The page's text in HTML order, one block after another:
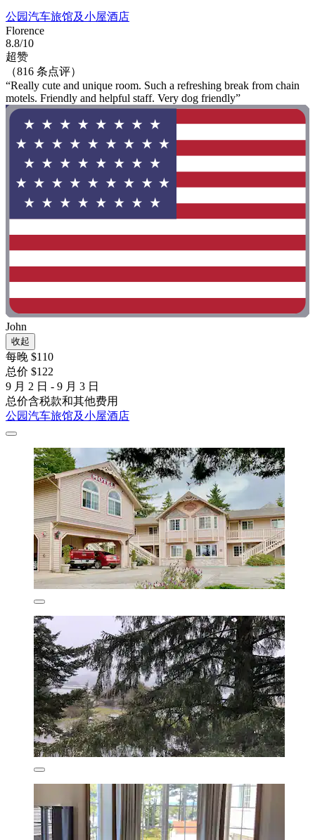
公园汽车旅馆及小屋酒店
Florence
8.8/10
超赞
（816 条点评）
“Really cute and unique room. Such a refreshing break from chain
motels. Friendly and helpful staff. Very dog friendly”
John
收起
每晚 $110
总价 $122
9 月 2 日 - 9 月 3 日
总价含税款和其他费用
公园汽车旅馆及小屋酒店